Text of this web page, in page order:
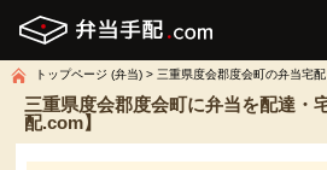
トップページ (弁当) 三重県度会郡度会町の弁当宅配
三重県度会郡度会町に弁当を配達・
配.com】